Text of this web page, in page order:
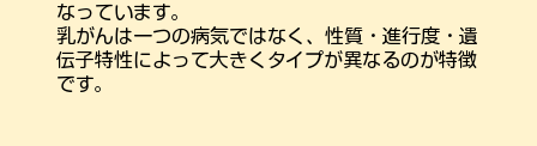
なっています。
乳がんは一つの病気ではなく、性質・進行度・遺
伝子特性によって大きくタイプが異なるのが特徴
です。